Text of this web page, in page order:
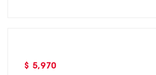
Precio
$ 5,970